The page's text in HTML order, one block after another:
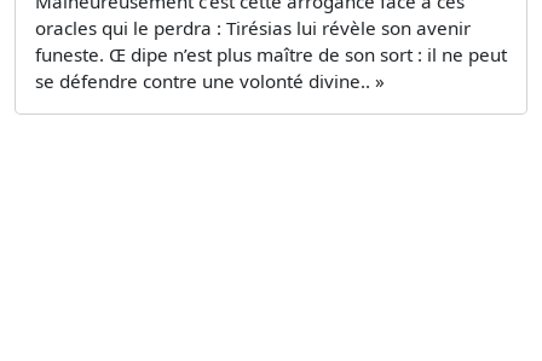
oracles qui le perdra : Tirésias lui révèle son avenir
funeste. Œ dipe n’est plus maître de son sort : il ne peut
se défendre contre une volonté divine.. »